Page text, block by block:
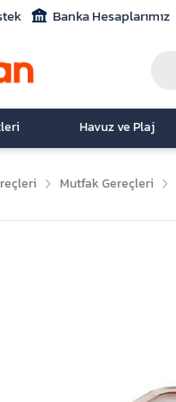
Banka Hesaplarımız
Havuz ve Plaj
Mutfak Gereçleri